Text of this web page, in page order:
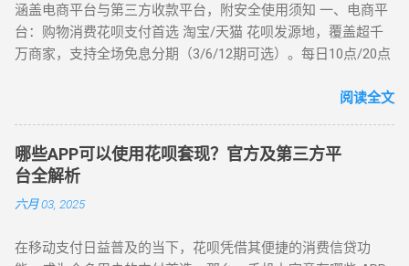
可以将花呗的额度变现成现金。 举个简单的例子，如果你有
1000元的花呗额度，而你急需用这1000元现金支付某项开销，
但商家或服务商并不接受花呗支付。这时，你可以通过一些套
支付。 二、花呗套现的基本原理 花呗本质上是一种信用支付工
具，和信用卡类似。它并不需要用户提前充值，而是由支付宝
根据用户的信用记录、消费习惯和还款能力提供一定的额度，
用户可以在规定时间内分期偿还。因此，花呗套现的基本原理
就是将花呗的额度变成现金，这其中涉及到的关键环节就是找
出可操作的第三方服务平台。 通过这些平台，用户可以将花呗
供一种虚拟商品购买模式，通过购买虚拟商品后再申请退款，
涵盖电商平台与第三方收款平台，附安全使用须知 一、电商平
台：购物消费花呗支付首选 淘宝/天猫 花呗发源地，覆盖超千
万商家，支持全场免息分期（3/6/12期可选）。每日10点/20点
锁隐藏福利。 推荐场景：日常囤货、节日大促、数码家电采购
息）。618/双11期间叠加“白条+花呗”双重优惠，家电以旧换新
可享额外补贴。 推荐搜索：“京东花呗分期618优惠” 唯品会 品
牌特卖专场，美妆服饰低至1折起，支持花呗3期分期0手续费。
每周三“美妆日”叠加花呗满减，搜索“唯品会花呗美妆折扣”享折
电数码分期首选，支持花呗6期免息（单笔满3000元），以旧换
阅读全文
哪些APP可以使用花呗套现？官方及第三方平
台全解析
六月 03, 2025
在移动支付日益普及的当下，花呗凭借其便捷的消费信贷功